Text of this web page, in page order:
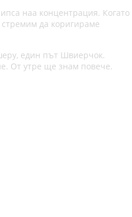
наа концентрация. Когато
да коригираме
един път Швиерчок.
От утре ще знам повече.